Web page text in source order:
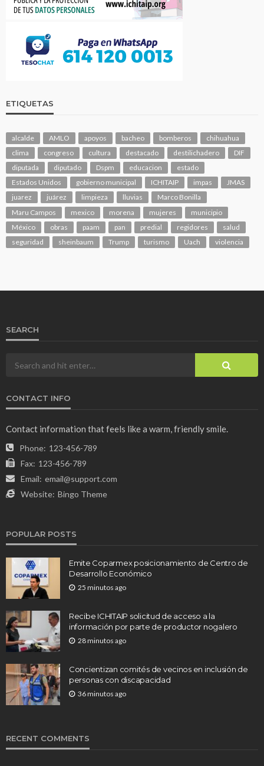
ETIQUETAS
alcalde AMLO apoyos bacheo bomberos
chihuahua
clima
congreso cultura destacado destilichadero
DIF
diputada
diputado Dspm educacion
estado
Estados Unidos
gobierno municipal ICHITAIP impas
JMAS
juarez
juárez limpieza lluvias
Marco Bonilla
Maru Campos
mexico morena mujeres
municipio
México
obras paam pan predial regidores
salud
seguridad
sheinbaum Trump turismo Uach violencia
SEARCH
CONTACT INFO
Contact information that feels like a warm, friendly smile.
Phone: 123-456-789
Fax: 123-456-789
Email: email@support.com
Website: Bingo Theme
POPULAR POSTS
Emite Coparmex posicionamiento de Centro de
Desarrollo Económico
25 minutos ago
Recibe ICHITAIP solicitud de acceso a la
información por parte de productor nogalero
28 minutos ago
Concientizan comités de vecinos en inclusión de
personas con discapacidad
36 minutos ago
RECENT COMMENTS